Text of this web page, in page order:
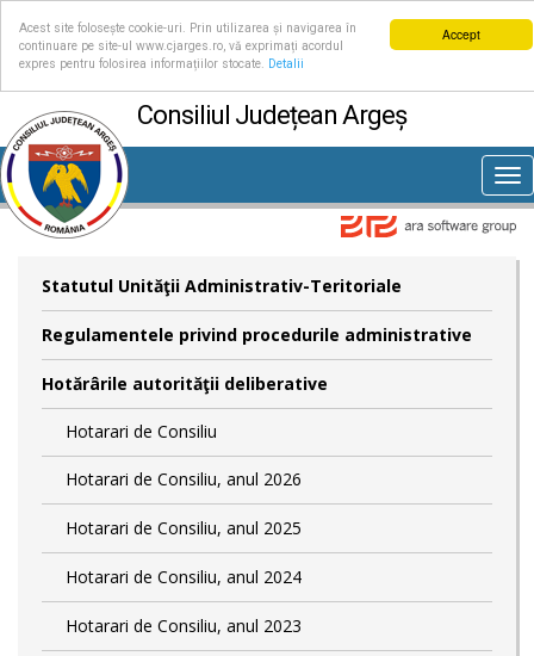
Accept
Acest site folosește cookie-uri. Prin utilizarea și navigarea în
continuare pe site-ul www.cjarges.ro, vă exprimați acordul
expres pentru folosirea informațiilor stocate.
Detalii
Consiliul Județean Argeș
Statutul Unităţii Administrativ-Teritoriale
Regulamentele privind procedurile administrative
Hotărârile autorităţii deliberative
Hotarari de Consiliu
Hotarari de Consiliu, anul 2026
Hotarari de Consiliu, anul 2025
Hotarari de Consiliu, anul 2024
Hotarari de Consiliu, anul 2023